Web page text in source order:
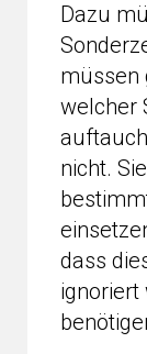
Dazu
müssen
welcher
nicht.
dass
ignoriert